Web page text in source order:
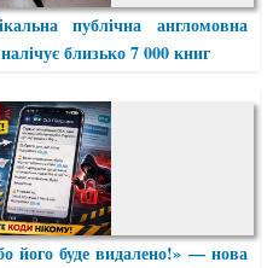
публічна англомовна
близько 7 000 книг
його буде видалено!» — нова